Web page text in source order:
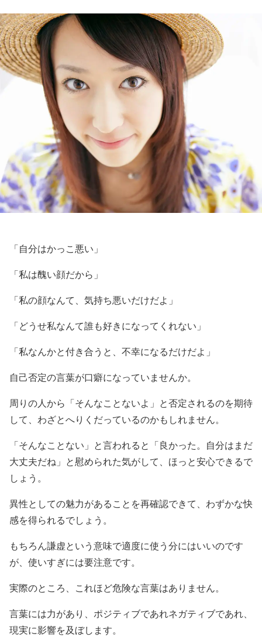
「自分はかっこ悪い」
「私は醜い顔だから」
「私の顔なんて、気持ち悪いだけだよ」
「どうせ私なんて誰も好きになってくれない」
「私なんかと付き合うと、不幸になるだけだよ」
自己否定の言葉が口癖になっていませんか。
周りの人から「そんなことないよ」と否定されるのを期待
して、わざとへりくだっているのかもしれません。
「そんなことない」と言われると「良かった。自分はまだ
大丈夫だね」と慰められた気がして、ほっと安心できるで
しょう。
異性としての魅力があることを再確認できて、わずかな快
感を得られるでしょう。
もちろん謙虚という意味で適度に使う分にはいいのです
が、使いすぎには要注意です。
実際のところ、これほど危険な言葉はありません。
言葉には力があり、ポジティブであれネガティブであれ、
現実に影響を及ぼします。